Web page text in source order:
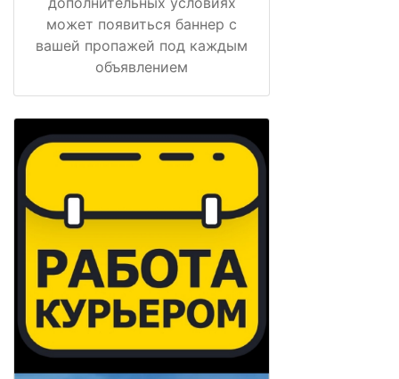
может появиться баннер с
вашей пропажей под каждым
объявлением